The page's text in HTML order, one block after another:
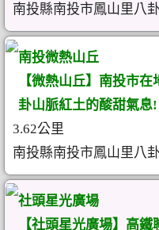
南投縣南投市鳳山里八
南投微熱山丘
【微熱山丘】南投市
卦山脈紅土的酸甜氣息!
3.62公里
南投縣南投市鳳山里八
社頭星光廣場
【社頭星光廣場】高